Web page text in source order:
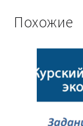
Похожие